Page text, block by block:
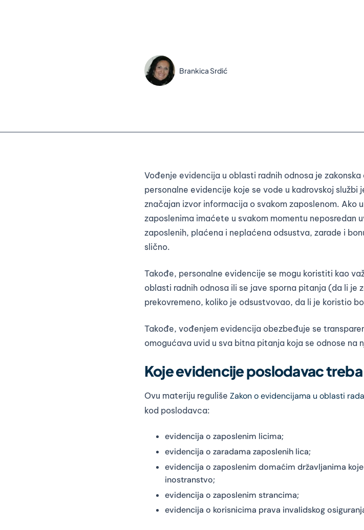
Brankica Srdić
Vođenje evidencija u oblasti radnih odnosa je
personalne evidencije koje se vode u kadrovskoj
značajan izvor informacija o svakom zaposlenom. Ako
zaposlenima imaćete u svakom momentu neposredan
zaposlenih, plaćena i neplaćena odsustva, zarade i
slično.
Takođe, personalne evidencije se mogu koristiti kao
oblasti radnih odnosa ili se jave sporna pitanja (da li je
prekovremeno, koliko je odsustvovao, da li je koristio
Takođe, vođenjem evidencija obezbeđuje se
omogućava uvid u sva bitna pitanja koja se odnose na
Koje evidencije poslodavac
Ovu materiju reguliše Zakon o evidencijama u oblasti rada
kod poslodavca:
evidencija o zaposlenim licima;
evidencija o zaradama zaposlenih lica;
evidencija o zaposlenim domaćim državljanima
inostranstvo;
evidencija o zaposlenim strancima;
evidencija o korisnicima prava invalidskog